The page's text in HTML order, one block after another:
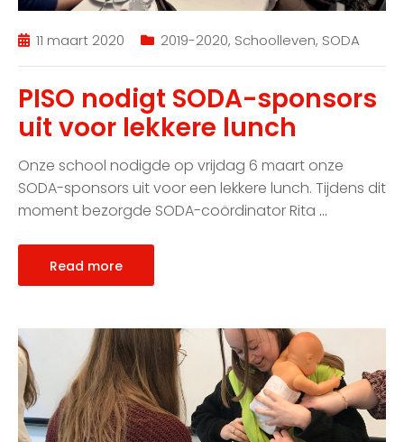
11 maart 2020 2019-2020, Schoolleven, SODA
PISO nodigt SODA-sponsors
uit voor lekkere lunch
Onze school nodigde op vrijdag 6 maart onze
SODA-sponsors uit voor een lekkere lunch. Tijdens dit
moment bezorgde SODA-coördinator Rita …
Read more